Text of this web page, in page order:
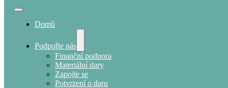
Domů
Podpořte nás
Finanční podpora
Materiální dary
Zapojte se
Potvrzení o daru